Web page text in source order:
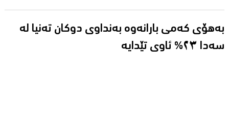
بەهۆى کەمى بارانەوە بەنداوى دوکان تەنیا لە
سەدا ٢٣% ئاوى تێدایە